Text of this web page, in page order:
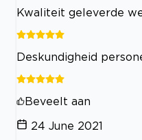
Kwaliteit geleverde
Deskundigheid
Beveelt aan
24 June 2021